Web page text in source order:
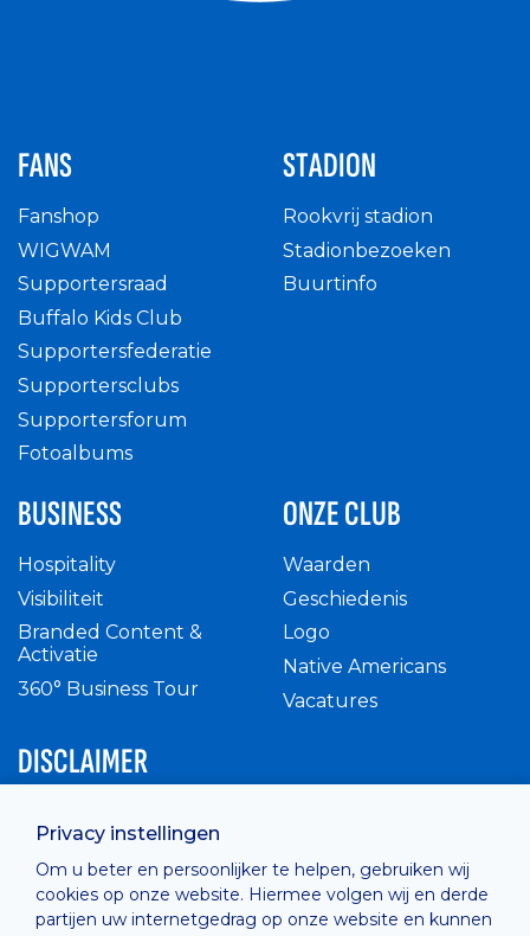
Privacy instellingen
Om u beter en persoonlijker te helpen, gebruiken wij
cookies op onze website. Hiermee volgen wij en derde
partijen uw internetgedrag op onze website en kunnen
FANS
Fanshop
WIGWAM
Supportersraad
Buffalo Kids Club
Supportersfederatie
Supportersclubs
Supportersforum
Fotoalbums
STADION
Rookvrij stadion
Stadionbezoeken
Buurtinfo
BUSINESS
Hospitality
Visibiliteit
Branded Content &
Activatie
360° Business Tour
ONZE CLUB
Waarden
Geschiedenis
Logo
Native Americans
Vacatures
DISCLAIMER
Privacy Policy
Cashless
verkoopsvoorwaarden